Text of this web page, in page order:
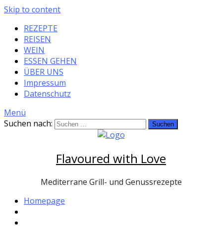
Skip to content
REZEPTE
REISEN
WEIN
ESSEN GEHEN
ÜBER UNS
Impressum
Datenschutz
Menü
Suchen nach:
Flavoured with Love
Mediterrane Grill- und Genussrezepte
Homepage